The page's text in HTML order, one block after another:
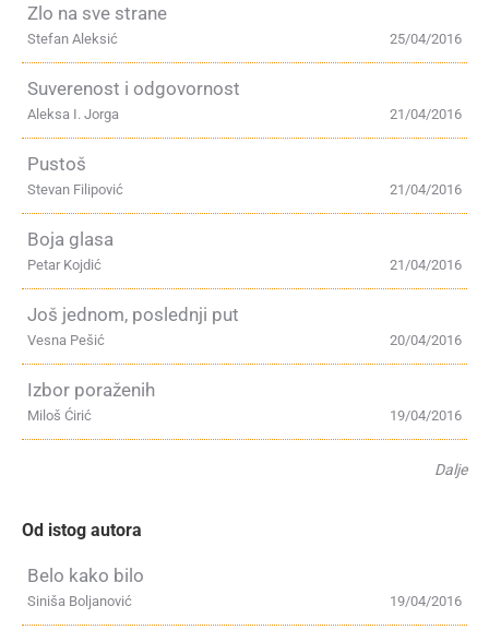
Zlo na sve strane
25/04/2016
Stefan Aleksić
Suverenost i odgovornost
21/04/2016
Aleksa I. Jorga
Pustoš
21/04/2016
Stevan Filipović
Boja glasa
21/04/2016
Petar Kojdić
Još jednom, poslednji put
20/04/2016
Vesna Pešić
Izbor poraženih
19/04/2016
Miloš Ćirić
Dalje
Od istog autora
Belo kako bilo
19/04/2016
Siniša Boljanović